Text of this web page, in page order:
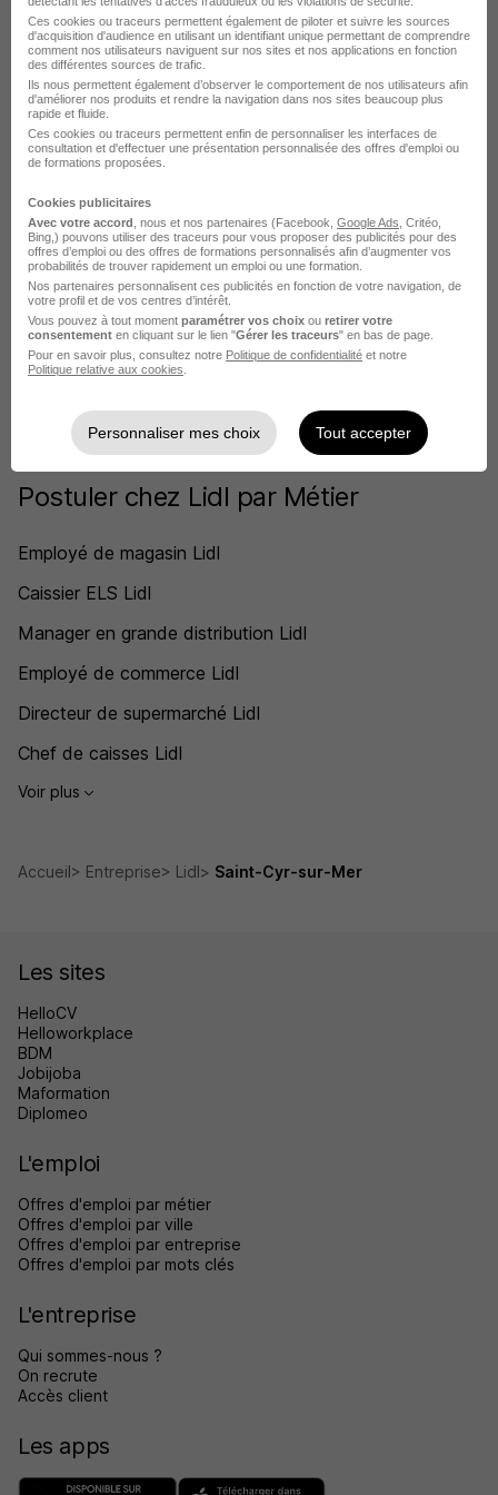
Voir plus
L'emploi chez Lidl par Ville
Lidl Marseille
Lidl Châtenay-Malabry
Lidl Lyon
Lidl Toulouse
Lidl Strasbourg
Lidl Nantes
Voir toutes les offres par ville chez Lidl
Postuler chez Lidl par Métier
Employé de magasin Lidl
Caissier ELS Lidl
Manager en grande distribution Lidl
Employé de commerce Lidl
Directeur de supermarché Lidl
Chef de caisses Lidl
Voir plus
Accueil Entreprise Lidl Saint-Cyr-sur-Mer
Les sites
HelloCV
Helloworkplace
BDM
Jobijoba
Maformation
Diplomeo
L'emploi
Offres d'emploi par métier
Offres d'emploi par ville
Offres d'emploi par entreprise
Offres d'emploi par mots clés
L'entreprise
Qui sommes-nous ?
On recrute
Accès client
Les apps
Ces cookies ou traceurs permettent également de piloter et suivre les sources
d'acquisition d'audience en utilisant un identifiant unique permettant de comprendre
comment nos utilisateurs naviguent sur nos sites et nos applications en fonction
des différentes sources de trafic.
Ils nous permettent également d’observer le comportement de nos utilisateurs afin
d'améliorer nos produits et rendre la navigation dans nos sites beaucoup plus
rapide et fluide.
Ces cookies ou traceurs permettent enfin de personnaliser les interfaces de
consultation et d'effectuer une présentation personnalisée des offres d'emploi ou
de formations proposées.
Cookies publicitaires
Avec votre accord , nous et nos partenaires (Facebook, Google Ads , Critéo,
Bing,) pouvons utiliser des traceurs pour vous proposer des publicités pour des
offres d’emploi ou des offres de formations personnalisés afin d’augmenter vos
probabilités de trouver rapidement un emploi ou une formation.
Nos partenaires personnalisent ces publicités en fonction de votre navigation, de
votre profil et de vos centres d’intérêt.
Vous pouvez à tout moment paramétrer vos choix ou retirer votre
consentement en cliquant sur le lien "Gérer les traceurs" en bas de page.
Pour en savoir plus, consultez notre Politique de confidentialité et notre
Politique relative aux cookies
Personnaliser mes choix Tout accepter